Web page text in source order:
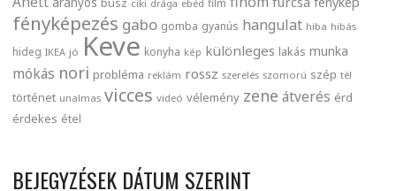
busz ciki drága ebéd film
fényképezés gabo gomba gyanús hangulat hiba hibás
hideg IKEA jó Keve konyha kép különleges lakás munka
mókás nori probléma reklám rossz szerelés szomorú szép tél
történet unalmas vicces videó vélemény zene átverés érd
érdekes étel
BEJEGYZÉSEK DÁTUM SZERINT